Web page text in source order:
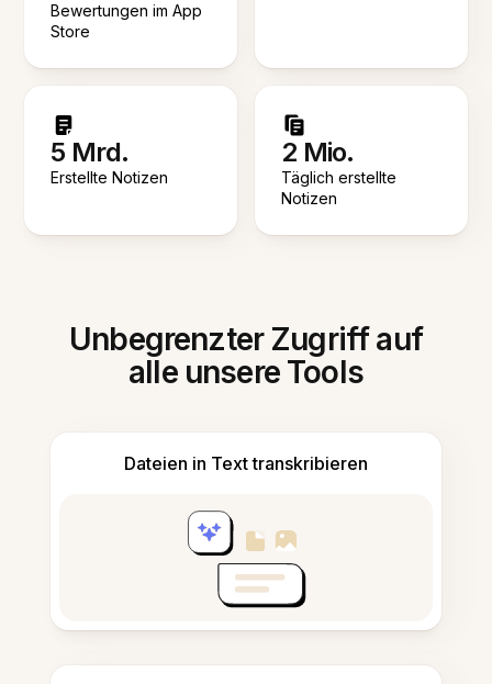
Bewertungen im App
Store
5 Mrd.
Erstellte Notizen
2 Mio.
Täglich erstellte
Notizen
Unbegrenzter Zugriff auf
alle unsere Tools
Dateien in Text transkribieren